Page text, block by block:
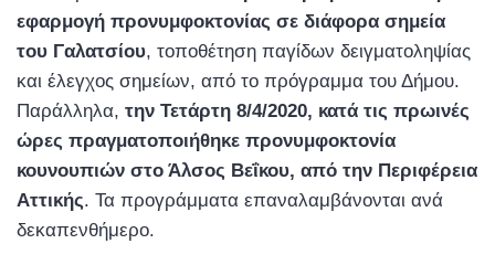
εφαρμογή προνυμφοκτονίας σε διάφορα σημεία
του Γαλατσίου, τοποθέτηση παγίδων δειγματοληψίας
και έλεγχος σημείων, από το πρόγραμμα του Δήμου.
Παράλληλα, την Τετάρτη 8/4/2020, κατά τις πρωινές
ώρες πραγματοποιήθηκε προνυμφοκτονία
κουνουπιών στο Άλσος Βεΐκου, από την Περιφέρεια
Αττικής. Τα προγράμματα επαναλαμβάνονται ανά
δεκαπενθήμερο.